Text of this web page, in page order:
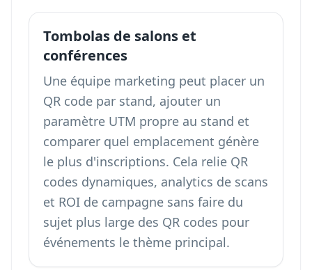
Tombolas de salons et
conférences
Une équipe marketing peut placer un
QR code par stand, ajouter un
paramètre UTM propre au stand et
comparer quel emplacement génère
le plus d'inscriptions. Cela relie QR
codes dynamiques, analytics de scans
et ROI de campagne sans faire du
sujet plus large des QR codes pour
événements le thème principal.